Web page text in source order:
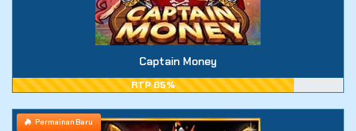
Captain Money
RTP 85%
Permainan Baru